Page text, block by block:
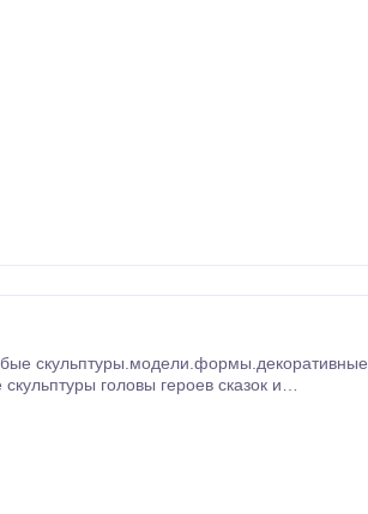
скульптуры.модели.формы.декоративные
головы героев сказок и